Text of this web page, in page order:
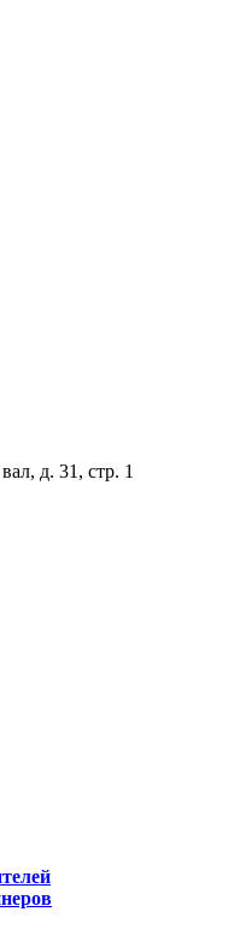
д. 31, стр. 1